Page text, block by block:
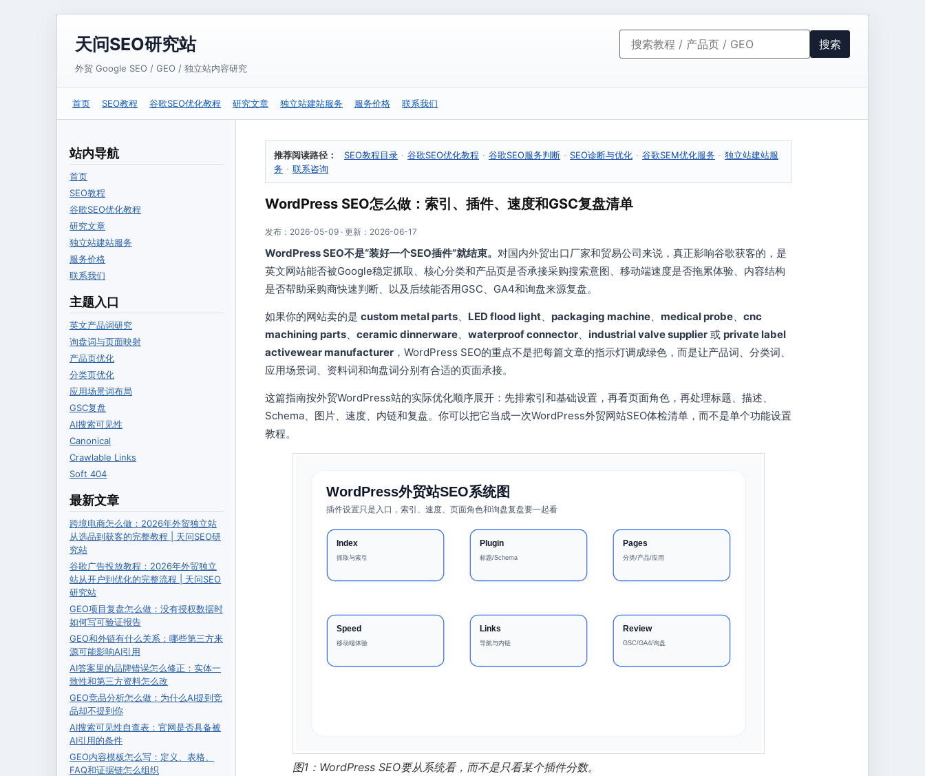
天问SEO研究站
外贸 Google SEO / GEO / 独立站内容研究
搜索
首页 SEO教程 谷歌SEO优化教程 研究文章 独立站建站服务 服务价格 联系我们
站内导航
首页
SEO教程
谷歌SEO优化教程
研究文章
独立站建站服务
服务价格
联系我们
主题入口
英文产品词研究
询盘词与页面映射
产品页优化
分类页优化
应用场景词布局
GSC复盘
AI搜索可见性
Canonical
Crawlable Links
Soft 404
最新文章
跨境电商怎么做：2026年外贸独立站
从选品到获客的完整教程 | 天问SEO研
究站
谷歌广告投放教程：2026年外贸独立
站从开户到优化的完整流程 | 天问SEO
研究站
GEO项目复盘怎么做：没有授权数据时
如何写可验证报告
GEO和外链有什么关系：哪些第三方来
源可能影响AI引用
AI答案里的品牌错误怎么修正：实体一
致性和第三方资料怎么改
GEO竞品分析怎么做：为什么AI提到竞
品却不提到你
AI搜索可见性自查表：官网是否具备被
AI引用的条件
GEO内容模板怎么写：定义、表格、
FAQ和证据链怎么组织
推荐阅读路径： SEO教程目录 · 谷歌SEO优化教程 · 谷歌SEO服务判断 · SEO诊断与优化 · 谷歌SEM优化服务 · 独立站建站服
务 · 联系咨询
WordPress SEO怎么做：索引、插件、速度和GSC复盘清单
发布：2026-05-09 · 更新：2026-06-17
WordPress SEO不是“装好一个SEO插件”就结束。 对国内外贸出口厂家和贸易公司来说，真正影响谷歌获客的，是
英文网站能否被Google稳定抓取、核心分类和产品页是否承接采购搜索意图、移动端速度是否拖累体验、内容结构
是否帮助采购商快速判断、以及后续能否用GSC、GA4和询盘来源复盘。
如果你的网站卖的是 custom metal parts、 LED flood light、 packaging machine、 medical probe、 cnc
machining parts、 ceramic dinnerware、 waterproof connector、 industrial valve supplier 或 private label
activewear manufacturer ，WordPress SEO的重点不是把每篇文章的指示灯调成绿色，而是让产品词、分类词、
应用场景词、资料词和询盘词分别有合适的页面承接。
这篇指南按外贸WordPress站的实际优化顺序展开：先排索引和基础设置，再看页面角色，再处理标题、描述、
Schema、图片、速度、内链和复盘。你可以把它当成一次WordPress外贸网站SEO体检清单，而不是单个功能设置
教程。
图1：WordPress SEO要从系统看，而不是只看某个插件分数。